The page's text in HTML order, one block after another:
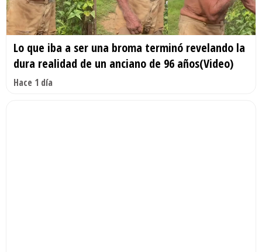
Lo que iba a ser una broma terminó revelando la
dura realidad de un anciano de 96 años(Video)
Hace 1 día